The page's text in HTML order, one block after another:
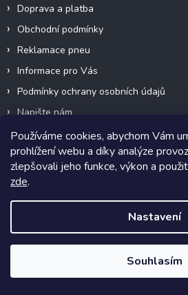
Používáme cookies, abychom Vám
prohlížení webu a díky analýze
zlepšovali jeho funkce, výkon a
zde.
Nastavení
Souhlasím
Doprava a platba
Obchodní podmínky
Reklamace pneu
Informace pro Vás
Podmínky ochrany osobních údajů
Napište nám
Mapa serveru
Značky
Moje objednávka
Kontakt
prodej-pneumatik.cz